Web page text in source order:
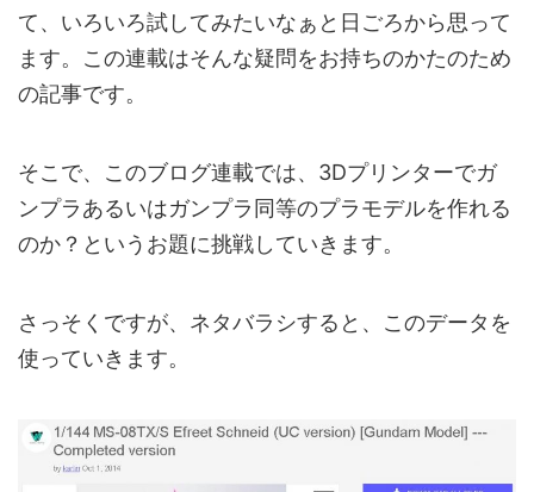
て、いろいろ試してみたいなぁと日ごろから思って
ます。この連載はそんな疑問をお持ちのかたのため
の記事です。
そこで、このブログ連載では、3Dプリンターでガ
ンプラあるいはガンプラ同等のプラモデルを作れる
のか？というお題に挑戦していきます。
さっそくですが、ネタバラシすると、このデータを
使っていきます。